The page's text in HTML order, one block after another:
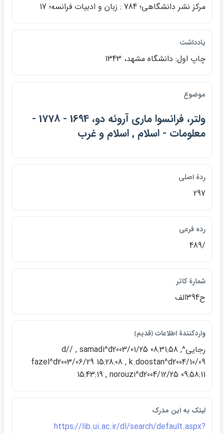
مركز نشر دانشگاهي؛ 784 : زبان و ادبيات فرانسه؛ 17
يادداشت
چاپ اول: دانشگاه مشهد، 1343
موضوع
ولتر، فرانسوا ماري آروئه دو، 1694 - 1778 -
معلومات - اسلام , اسلام و غرب
ردة اصلي
297
رده فرعي
/489
شمارة كاتر
ح394الف
واردكنندة اطلاعات ﴿قديم﴾
رجايي^d// , samadi^d2003/01/25 08:31:58 ,
fazel^d2003/06/29 15:28:08 , k.doostan^d2004/10/09
15:43:19 , norouzi^d2004/12/25 09:58:11
لينک به اين مدرک
https://lib.ui.ac.ir/dl/search/default.aspx?